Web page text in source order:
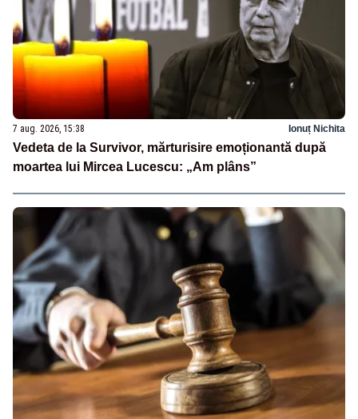
7 aug. 2026, 15:38 Ionuț Nichita
Vedeta de la Survivor, mărturisire emoționantă după
moartea lui Mircea Lucescu: „Am plâns”